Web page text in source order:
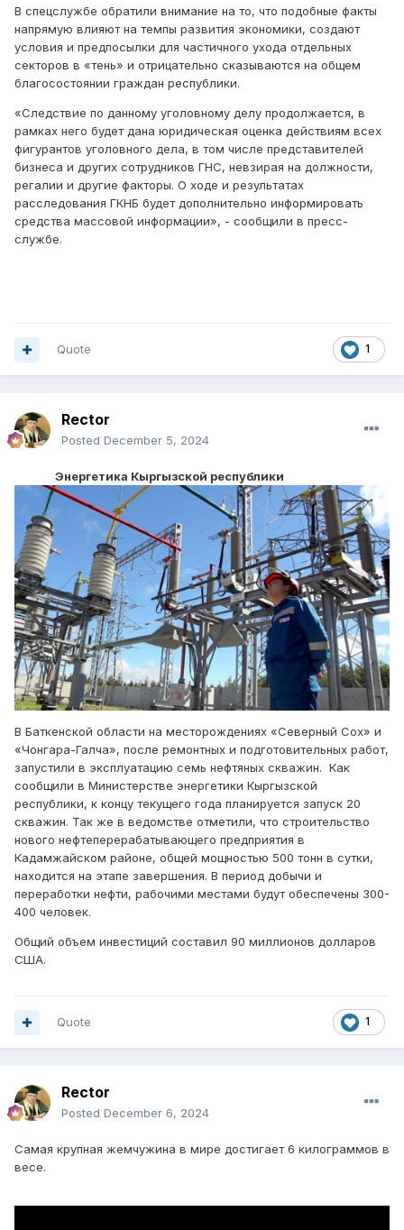
В спецслужбе обратили внимание на то, что подобные факты
напрямую влияют на темпы развития экономики, создают
условия и предпосылки для частичного ухода отдельных
секторов в «тень» и отрицательно сказываются на общем
благосостоянии граждан республики.
«Следствие по данному уголовному делу продолжается, в
рамках него будет дана юридическая оценка действиям всех
фигурантов уголовного дела, в том числе представителей
бизнеса и других сотрудников ГНС, невзирая на должности,
регалии и другие факторы. О ходе и результатах
расследования ГКНБ будет дополнительно информировать
средства массовой информации», - сообщили в пресс-
службе.
1
Quote
Rector
Posted December 5, 2024
Энергетика Кыргызской республики
В Баткенской области на месторождениях «Северный Сох» и
«Чонгара-Галча», после ремонтных и подготовительных работ,
запустили в эксплуатацию семь нефтяных скважин. Как
сообщили в Министерстве энергетики Кыргызской
республики, к концу текущего года планируется запуск 20
скважин. Так же в ведомстве отметили, что строительство
нового нефтеперерабатывающего предприятия в
Кадамжайском районе, общей мощностью 500 тонн в сутки,
находится на этапе завершения. В период добычи и
переработки нефти, рабочими местами будут обеспечены 300-
400 человек.
Общий объем инвестиций составил 90 миллионов долларов
США.
1
Quote
Rector
Posted December 6, 2024
Самая крупная жемчужина в мире достигает 6 килограммов в
весе.